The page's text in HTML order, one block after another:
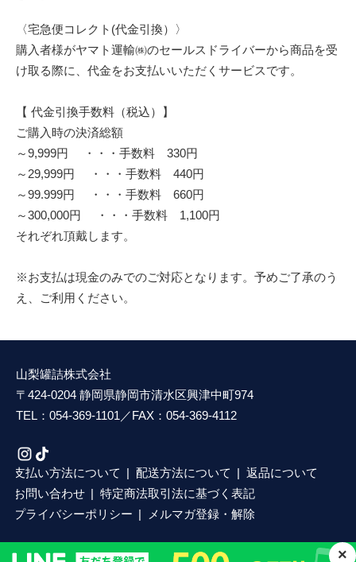
〈宅急便コレクト(代金引換）〉
購入者様がヤマト運輸㈱のセールスドライバーから商品を受
け取る際に、代金をお支払いいただくサービスです。
【 代金引換手数料（税込）】
ご購入時の決済総額
～9,999円 ・・・手数料 330円
～29,999円 ・・・手数料 440円
～99.999円 ・・・手数料 660円
～300,000円 ・・・手数料 1,100円
それぞれ頂戴します。
※お支払は現金のみでのご対応となります。予めご了承のう
え、ご利用ください。
×
山梨罐詰株式会社
〒424-0204 静岡県静岡市清水区興津中町974
TEL：054-369-1101／FAX：054-369-4112
支払い方法について 配送方法について
返品について
お問い合わせ
特定商法取引法に基づく表記
プライバシーポリシー
メルマガ登録・解除